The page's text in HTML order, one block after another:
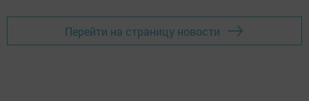
Перейти на страницу новости